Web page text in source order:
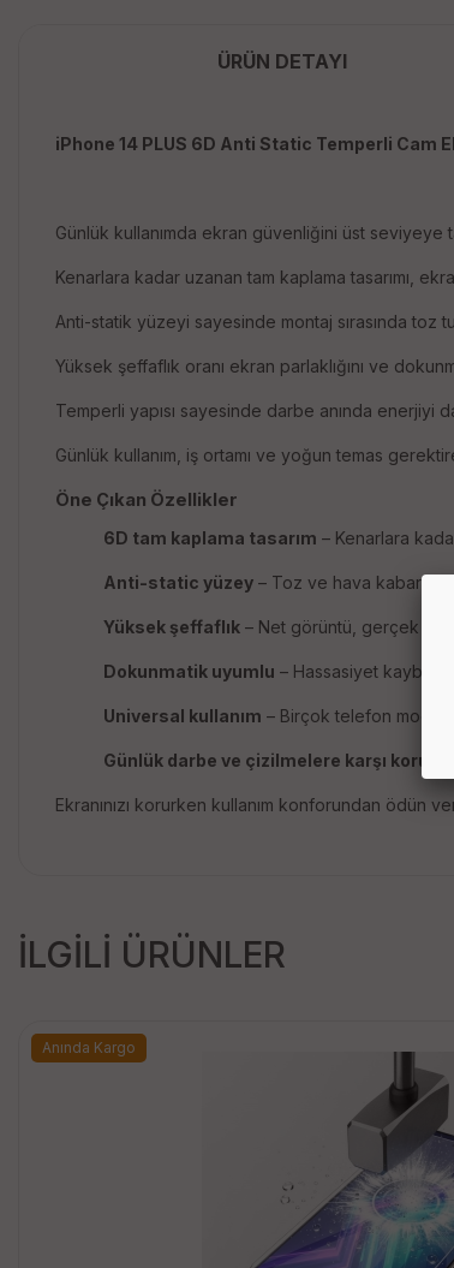
ÜRÜN DETAYI
iPhone 14 PLUS 6D Anti Static Temperli Cam
Günlük kullanımda ekran güvenliğini üst seviyeye
Kenarlara kadar uzanan tam kaplama tasarımı,
Anti-statik yüzeyi sayesinde montaj sırasında toz
Yüksek şeffaflık oranı ekran parlaklığını ve
Temperli yapısı sayesinde darbe anında enerjiyi
Günlük kullanım, iş ortamı ve yoğun temas
Öne Çıkan Özellikler
6D tam kaplama tasarım – Kenarlara
Anti-static yüzey – Toz ve hava kabarcığı
Yüksek şeffaflık – Net görüntü, gerçek
Dokunmatik uyumlu – Hassasiyet kaybı
Universal kullanım – Birçok telefon
Günlük darbe ve çizilmelere karşı koruma
Ekranınızı korurken kullanım konforundan ödün
İLGİLİ ÜRÜNLER
Anında Kargo